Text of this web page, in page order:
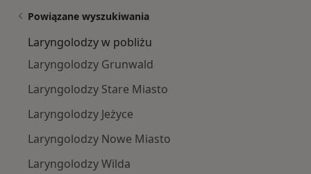
Powiązane wyszukiwania
Laryngolodzy w pobliżu
Laryngolodzy Grunwald
Laryngolodzy Stare Miasto
Laryngolodzy Jeżyce
Laryngolodzy Nowe Miasto
Laryngolodzy Wilda